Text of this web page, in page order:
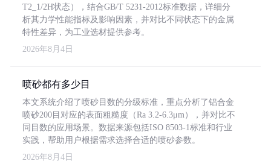
T2_1/2H状态），结合GB/T 5231-2012标准数据，详细分
析其力学性能指标及影响因素，并对比不同状态下的金属
特性差异，为工业选材提供参考。
2026年8月4日
喷砂都有多少目
本文系统介绍了喷砂目数的分级标准，重点分析了铝合金
喷砂200目对应的表面粗糙度（Ra 3.2-6.3μm），并对比不
同目数的应用场景。数据来源包括ISO 8503-1标准和行业
实践，帮助用户根据需求选择合适的喷砂参数。
2026年8月4日